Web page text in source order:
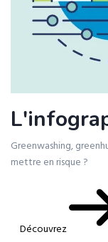
Greenwashing,
mettre en risque ?
Découvrez